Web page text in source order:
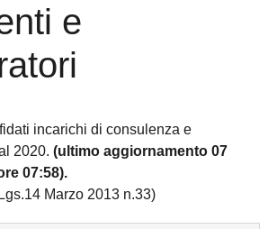
e
incarichi di consulenza e
2020. (ultimo aggiornamento 07
07:58).
Marzo 2013 n.33)